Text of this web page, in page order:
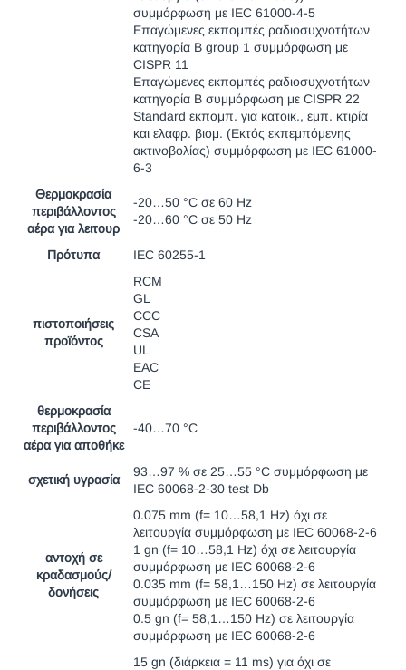
συμμόρφωση με IEC 61000-4-5
Επαγώμενες εκπομπές ραδιοσυχνοτήτων
κατηγορία B group 1 συμμόρφωση με
CISPR 11
Επαγώμενες εκπομπές ραδιοσυχνοτήτων
κατηγορία B συμμόρφωση με CISPR 22
Standard εκπομπ. για κατοικ., εμπ. κτιρία
και ελαφρ. βιομ. (Εκτός εκπεμπόμενης
ακτινοβολίας) συμμόρφωση με IEC 61000-
6-3
Θερμοκρασία
περιβάλλοντος
αέρα για λειτουρ
-20…50 °C σε 60 Hz
-20…60 °C σε 50 Hz
Πρότυπα IEC 60255-1
πιστοποιήσεις
προϊόντος
RCM
GL
CCC
CSA
UL
EAC
CE
θερμοκρασία
περιβάλλοντος
αέρα για αποθήκε
-40…70 °C
σχετική υγρασία
93…97 % σε 25…55 °C συμμόρφωση με
IEC 60068-2-30 test Db
αντοχή σε
κραδασμούς/
δονήσεις
0.075 mm (f= 10…58,1 Hz) όχι σε
λειτουργία συμμόρφωση με IEC 60068-2-6
1 gn (f= 10…58,1 Hz) όχι σε λειτουργία
συμμόρφωση με IEC 60068-2-6
0.035 mm (f= 58,1…150 Hz) σε λειτουργία
συμμόρφωση με IEC 60068-2-6
0.5 gn (f= 58,1…150 Hz) σε λειτουργία
συμμόρφωση με IEC 60068-2-6
15 gn (διάρκεια = 11 ms) για όχι σε